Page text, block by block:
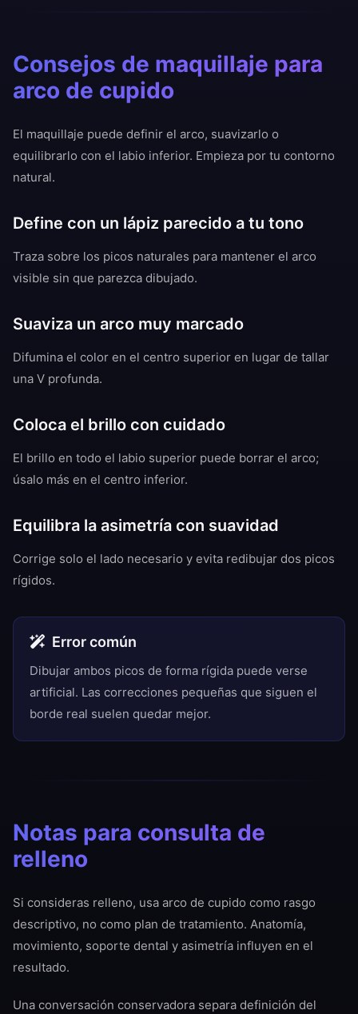
Consejos de maquillaje para
arco de cupido
El maquillaje puede definir el arco, suavizarlo o
equilibrarlo con el labio inferior. Empieza por tu contorno
natural.
Define con un lápiz parecido a tu tono
Traza sobre los picos naturales para mantener el arco
visible sin que parezca dibujado.
Suaviza un arco muy marcado
Difumina el color en el centro superior en lugar de tallar
una V profunda.
Coloca el brillo con cuidado
El brillo en todo el labio superior puede borrar el arco;
úsalo más en el centro inferior.
Equilibra la asimetría con suavidad
Corrige solo el lado necesario y evita redibujar dos picos
rígidos.
Error común
Dibujar ambos picos de forma rígida puede verse
artificial. Las correcciones pequeñas que siguen el
borde real suelen quedar mejor.
Notas para consulta de
relleno
Si consideras relleno, usa arco de cupido como rasgo
descriptivo, no como plan de tratamiento. Anatomía,
movimiento, soporte dental y asimetría influyen en el
resultado.
Una conversación conservadora separa definición del